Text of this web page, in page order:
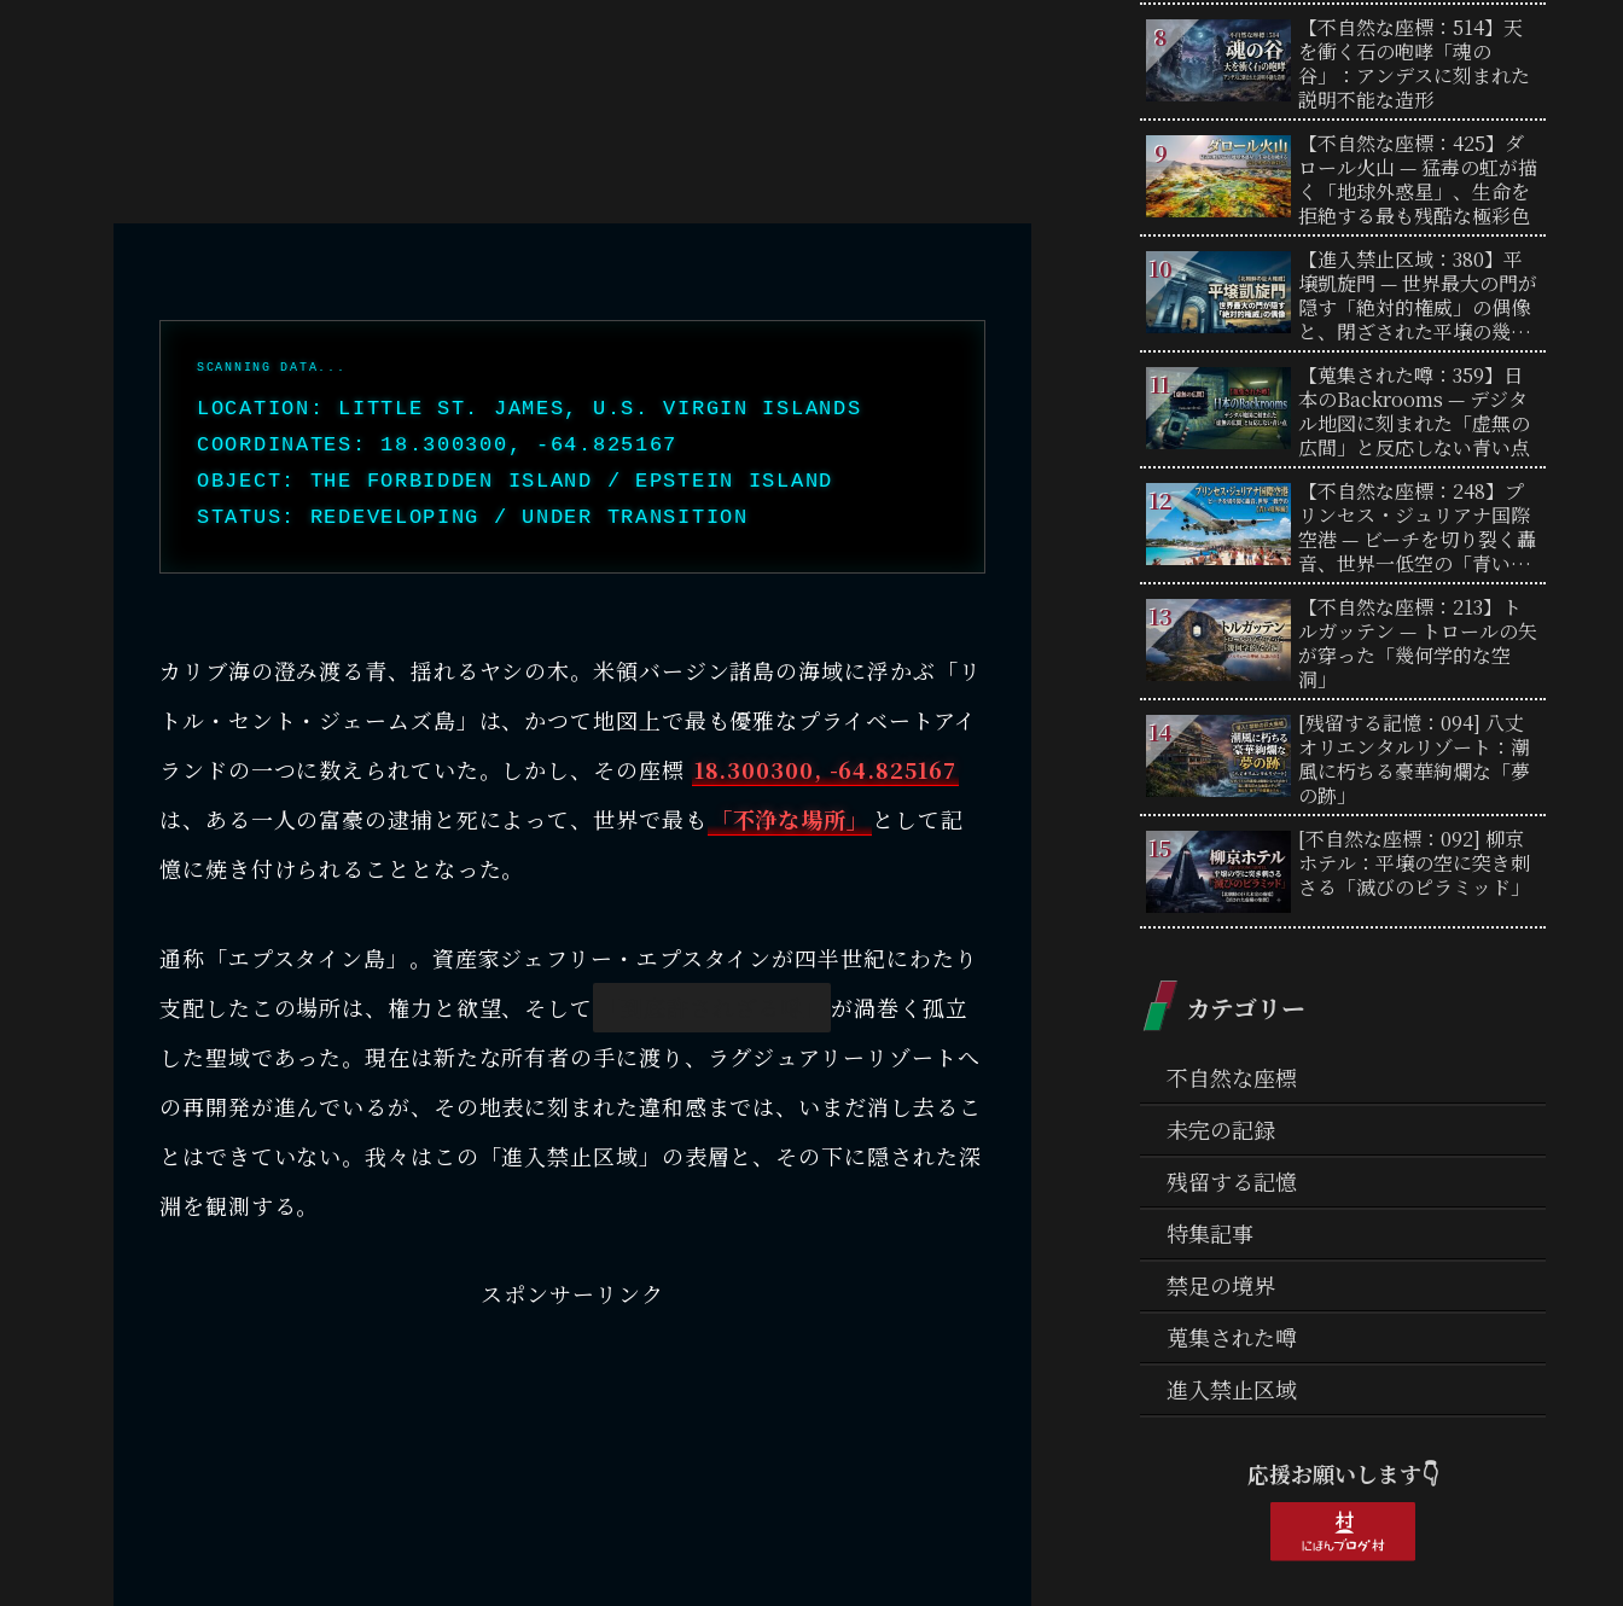
LOCATION: LITTLE ST. JAMES, U.S. VIRGIN ISLANDS
COORDINATES: 18.300300, -64.825167
OBJECT: THE FORBIDDEN ISLAND / EPSTEIN ISLAND
STATUS: REDEVELOPING / UNDER TRANSITION
カリブ海の澄み渡る青、揺れるヤシの木。米領バージン諸島の海域に浮かぶ「リ
トル・セント・ジェームズ島」は、かつて地図上で最も優雅なプライベートアイ
ランドの一つに数えられていた。しかし、その座標 18.300300, -64.825167
は、ある一人の富豪の逮捕と死によって、世界で最も
「不浄な場所」
として記
憶に焼き付けられることとなった。
通称「エプスタイン島」。資産家ジェフリー・エプスタインが四半世紀にわたり
支配したこの場所は、権力と欲望、そして
が渦巻く孤立
した聖域であった。現在は新たな所有者の手に渡り、ラグジュアリーリゾートへ
の再開発が進んでいるが、その地表に刻まれた違和感までは、いまだ消し去るこ
とはできていない。我々はこの「進入禁止区域」の表層と、その下に隠された深
淵を観測する。
スポンサーリンク
【不自然な座標：514】天
を衝く石の咆哮「魂の
谷」：アンデスに刻まれた
説明不能な造形
【不自然な座標：425】ダ
ロール火山 — 猛毒の虹が描
く「地球外惑星」、生命を
拒絶する最も残酷な極彩色
【進入禁止区域：380】平
壌凱旋門 — 世界最大の門が
隠す「絶対的権威」の偶像
と、閉ざされた平壌の幾何
学
【蒐集された噂：359】日
本のBackrooms — デジタ
ル地図に刻まれた「虚無の
広間」と反応しない青い点
【不自然な座標：248】プ
リンセス・ジュリアナ国際
空港 — ビーチを切り裂く轟
音、世界一低空の「青い境
界線」
【不自然な座標：213】ト
ルガッテン — トロールの矢
が穿った「幾何学的な空
洞」
[残留する記憶：094] 八丈
オリエンタルリゾート：潮
風に朽ちる豪華絢爛な「夢
の跡」
[不自然な座標：092] 柳京
ホテル：平壌の空に突き刺
さる「滅びのピラミッド」
カテゴリー
不自然な座標
未完の記録
残留する記憶
特集記事
禁足の境界
蒐集された噂
進入禁止区域
応援お願いします👇